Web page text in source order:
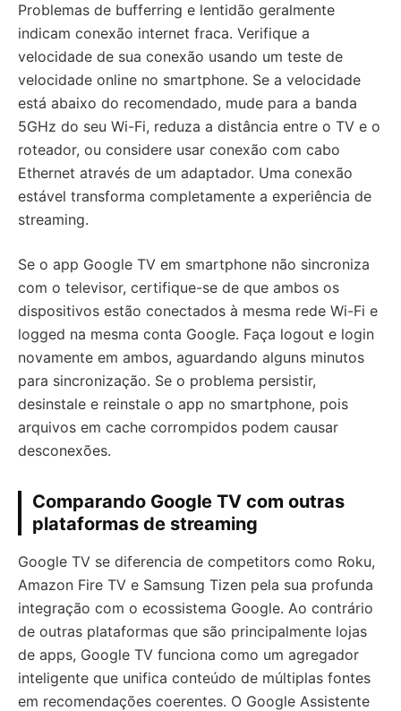
Problemas de bufferring e lentidão geralmente
indicam conexão internet fraca. Verifique a
velocidade de sua conexão usando um teste de
velocidade online no smartphone. Se a velocidade
está abaixo do recomendado, mude para a banda
5GHz do seu Wi-Fi, reduza a distância entre o TV e o
roteador, ou considere usar conexão com cabo
Ethernet através de um adaptador. Uma conexão
estável transforma completamente a experiência de
streaming.
Se o app Google TV em smartphone não sincroniza
com o televisor, certifique-se de que ambos os
dispositivos estão conectados à mesma rede Wi-Fi e
logged na mesma conta Google. Faça logout e login
novamente em ambos, aguardando alguns minutos
para sincronização. Se o problema persistir,
desinstale e reinstale o app no smartphone, pois
arquivos em cache corrompidos podem causar
desconexões.
Comparando Google TV com outras
plataformas de streaming
Google TV se diferencia de competitors como Roku,
Amazon Fire TV e Samsung Tizen pela sua profunda
integração com o ecossistema Google. Ao contrário
de outras plataformas que são principalmente lojas
de apps, Google TV funciona como um agregador
inteligente que unifica conteúdo de múltiplas fontes
em recomendações coerentes. O Google Assistente